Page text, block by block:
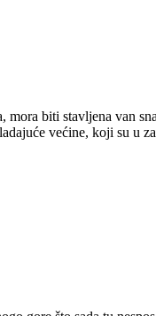
mora biti stavljena van
većine, koji su u